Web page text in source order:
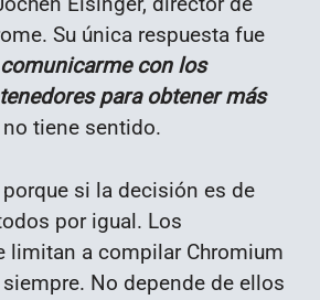
Su única respuesta fue
comunicarme con los
para obtener más
tiene sentido.
si la decisión es de
por igual. Los
limitan a compilar Chromium
No depende de ellos